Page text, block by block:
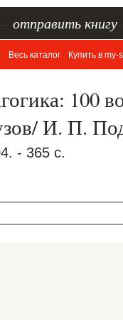
отправить книгу
Весь каталог Купить в my-
100
И. П.
- 365 с.